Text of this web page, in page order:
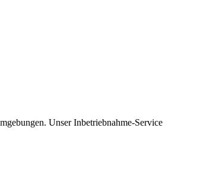
Unser Inbetriebnahme-Service